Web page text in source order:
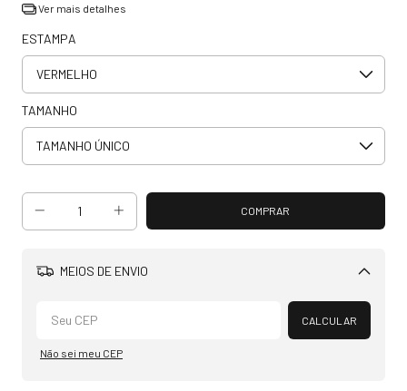
Ver mais detalhes
ESTAMPA
TAMANHO
MEIOS DE ENVIO
Alterar CEP
CALCULAR
Não sei meu CEP